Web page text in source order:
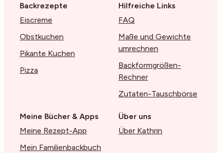
Backrezepte
Eiscreme
Obstkuchen
Pikante Kuchen
Pizza
Hilfreiche Links
FAQ
Maße und Gewichte
umrechnen
Backformgrößen-
Rechner
Zutaten-Tauschbörse
Meine Bücher & Apps
Meine Rezept-App
Mein Familienbackbuch
Über uns
Über Kathrin